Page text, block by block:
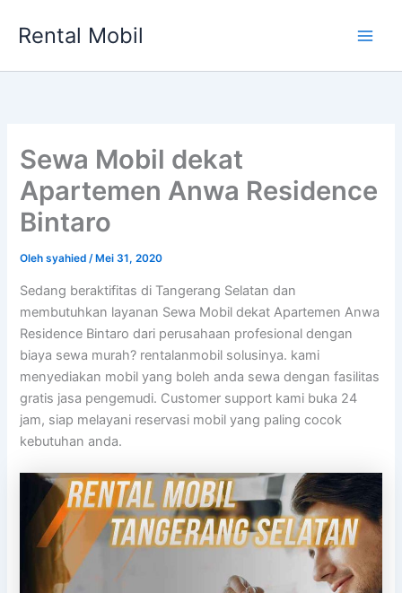
Rental Mobil
Sewa Mobil dekat
Apartemen Anwa Residence
Bintaro
Olehsyahied/ Mei 31, 2020
Sedang beraktifitas di Tangerang Selatan dan
membutuhkan layanan Sewa Mobil dekat Apartemen Anwa
Residence Bintaro dari perusahaan profesional dengan
biaya sewa murah? rentalanmobil solusinya. kami
menyediakan mobil yang boleh anda sewa dengan fasilitas
gratis jasa pengemudi. Customer support kami buka 24
jam, siap melayani reservasi mobil yang paling cocok
kebutuhan anda.